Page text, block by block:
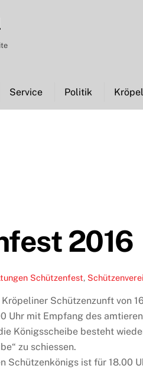
Service Politik
2016
Schützenfest,
Schützenzunft von
Uhr mit Empfang des
Königsscheibe besteht
zu schiessen.
Schützenkönigs ist für 18.00